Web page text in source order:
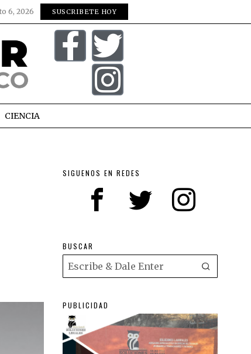
6, 2026 SUSCRIBETE HOY
CIENCIA
SIGUENOS EN REDES
BUSCAR
PUBLICIDAD